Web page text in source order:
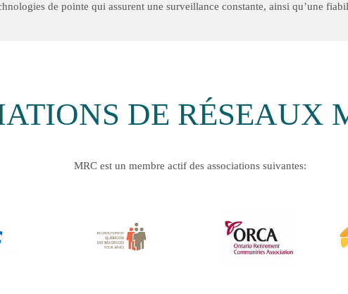
de pointe qui assurent une surveillance constante, ainsi qu’une
DE RÉSEAUX
MRC est un membre actif des associations suivantes: